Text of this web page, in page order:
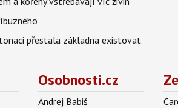
přestala základna existovat
Osobnosti.cz
Andrej Babiš